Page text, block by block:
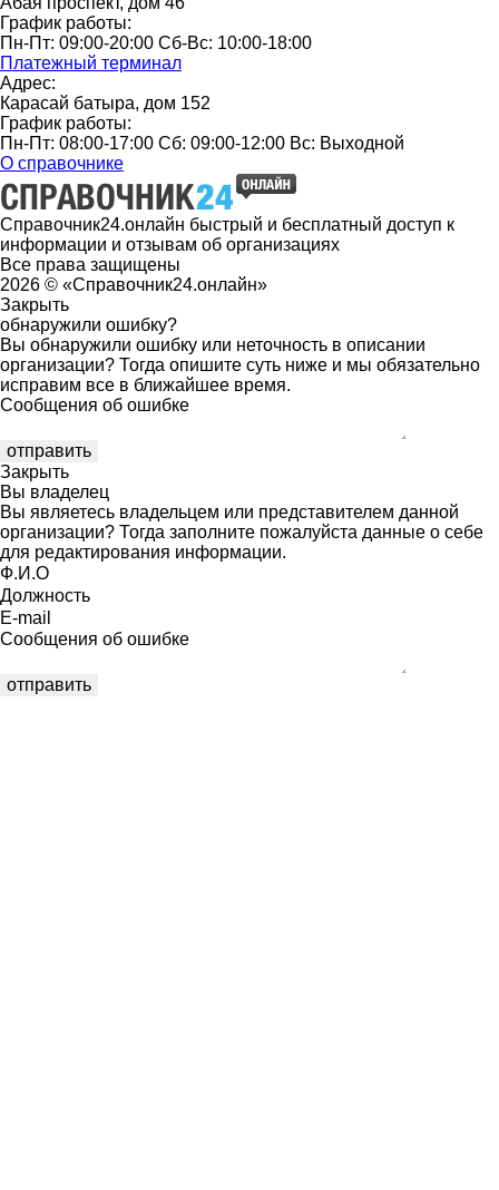
График работы:
Пн-Пт: 09:00-20:00 Сб-Вс: 10:00-18:00
Платежный терминал
Адрес:
Карасай батыра, дом 152
График работы:
Пн-Пт: 08:00-17:00 Сб: 09:00-12:00 Вс: Выходной
О справочнике
Справочник24.онлайн быстрый и бесплатный доступ к
информации и отзывам об организациях
Все права защищены
2026 © «Справочник24.онлайн»
Закрыть
обнаружили ошибку?
Вы обнаружили ошибку или неточность в описании
организации? Тогда опишите суть ниже и мы обязательно
исправим все в ближайшее время.
Сообщения об ошибке
Закрыть
Вы владелец
Вы являетесь владельцем или представителем данной
организации? Тогда заполните пожалуйста данные о себе
для редактирования информации.
Ф.И.О
Должность
E-mail
Сообщения об ошибке